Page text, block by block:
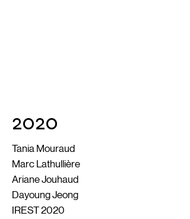
2020
Tania Mouraud
Marc Lathullière
Ariane Jouhaud
Dayoung Jeong
IREST 2020